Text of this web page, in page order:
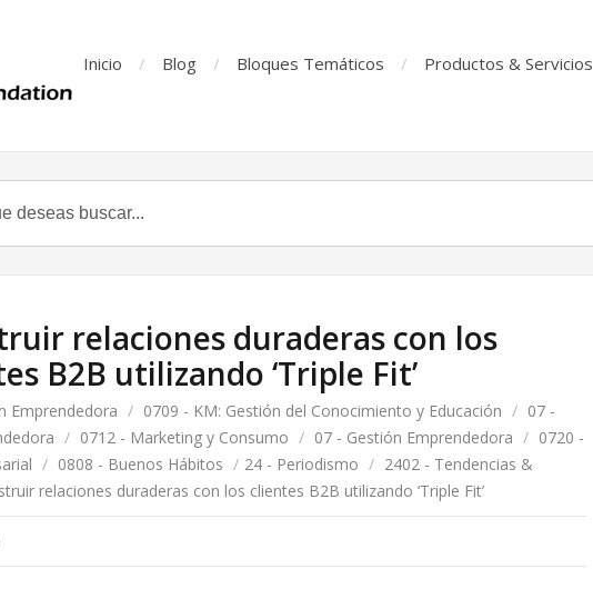
Inicio Blog Bloques Temáticos Productos & Servicios
relaciones duraderas con los
B2B utilizando ‘Triple Fit’
Emprendedora / 0709 - KM: Gestión del Conocimiento y Educación / 07 -
/ 0712 - Marketing y Consumo / 07 - Gestión Emprendedora / 0720 -
/ 0808 - Buenos Hábitos / 24 - Periodismo / 2402 - Tendencias &
relaciones duraderas con los clientes B2B utilizando ‘Triple Fit’